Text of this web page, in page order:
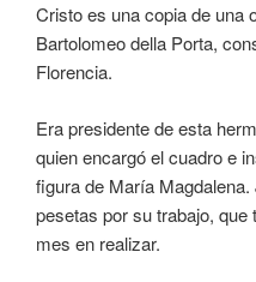
Cristo es una copia de una
Bartolomeo della Porta,
Florencia.
Era presidente de esta
quien encargó el cuadro e
figura de María
pesetas por su trabajo,
mes en realizar.